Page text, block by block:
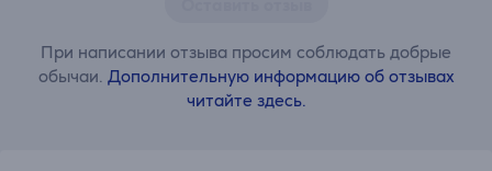
При написании отзыва просим соблюдать добрые
обычаи. Дополнительную информацию об отзывах
читайте здесь.